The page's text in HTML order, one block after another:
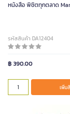
หนังสือ พิชิตทุกตลาด
รหัสสินค้า DA12404
฿ 390.00
เพิ่ม